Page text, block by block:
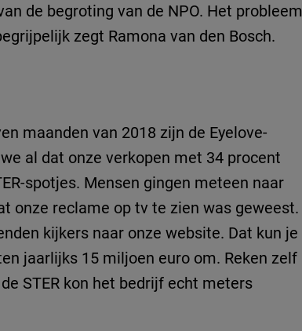
de begroting van de NPO. Het probleem
zegt Ramona van den Bosch.
maanden van 2018 zijn de Eyelove-
al dat onze verkopen met 34 procent
spotjes. Mensen gingen meteen naar
onze reclame op tv te zien was geweest.
kijkers naar onze website. Dat kun je
jaarlijks 15 miljoen euro om. Reken zelf
STER kon het bedrijf echt meters